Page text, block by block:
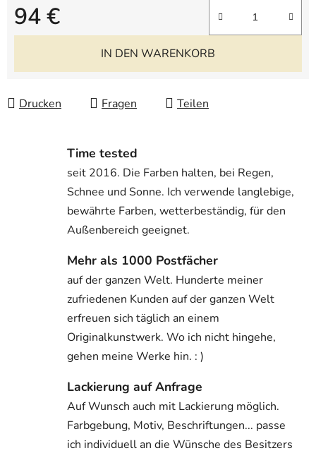
94 €
Verkaufspreis:
IN DEN WARENKORB
Drucken Fragen Teilen
Time tested
seit 2016. Die Farben halten, bei Regen,
Schnee und Sonne. Ich verwende langlebige,
bewährte Farben, wetterbeständig, für den
Außenbereich geeignet.
Mehr als 1000 Postfächer
auf der ganzen Welt. Hunderte meiner
zufriedenen Kunden auf der ganzen Welt
erfreuen sich täglich an einem
Originalkunstwerk. Wo ich nicht hingehe,
gehen meine Werke hin. : )
Lackierung auf Anfrage
Auf Wunsch auch mit Lackierung möglich.
Farbgebung, Motiv, Beschriftungen... passe
ich individuell an die Wünsche des Besitzers